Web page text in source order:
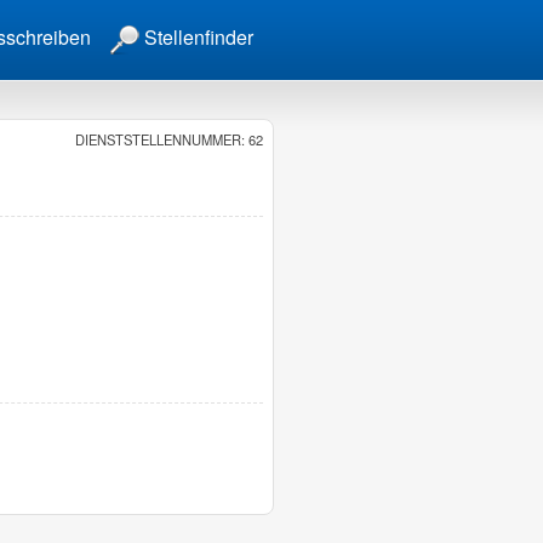
Stellenfinder
DIENSTSTELLENNUMMER: 62